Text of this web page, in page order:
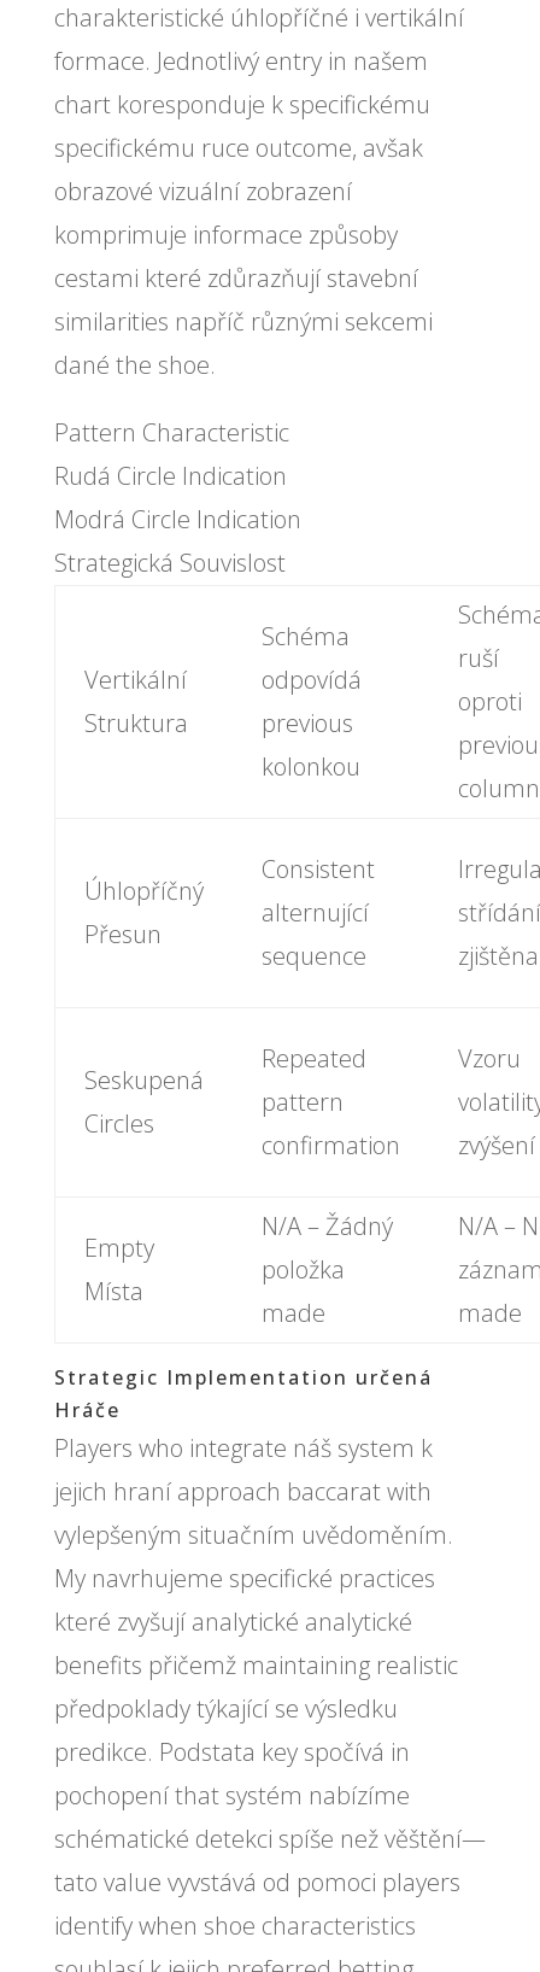
charakteristické úhlopříčné i vertikální
formace. Jednotlivý entry in našem
chart koresponduje k specifickému
specifickému ruce outcome, avšak
obrazové vizuální zobrazení
komprimuje informace způsoby
cestami které zdůrazňují stavební
similarities napříč různými sekcemi
dané the shoe.
Pattern Characteristic
Rudá Circle Indication
Modrá Circle Indication
Strategická Souvislost
Vertikální
Struktura
Schéma
odpovídá
previous
kolonkou
ruší
oproti
column
Úhlopříčný
Přesun
Consistent
alternující
sequence
střídání
zjištěna
Seskupená
Circles
Repeated
pattern
confirmation
Vzoru
zvýšení
Empty
Místa
N/A – Žádný
položka
made
N/A –
made
Strategic Implementation určená
Hráče
Players who integrate náš system k
jejich hraní approach baccarat with
vylepšeným situačním uvědoměním.
My navrhujeme specifické practices
které zvyšují analytické analytické
benefits přičemž maintaining realistic
předpoklady týkající se výsledku
predikce. Podstata key spočívá in
pochopení that systém nabízíme
schématické detekci spíše než věštění—
tato value vyvstává od pomoci players
identify when shoe characteristics